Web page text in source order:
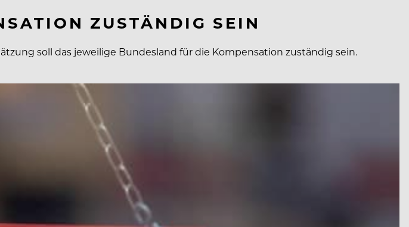
ZUSTÄNDIG SEIN
soll das jeweilige Bundesland für die Kompensation zuständig sein.